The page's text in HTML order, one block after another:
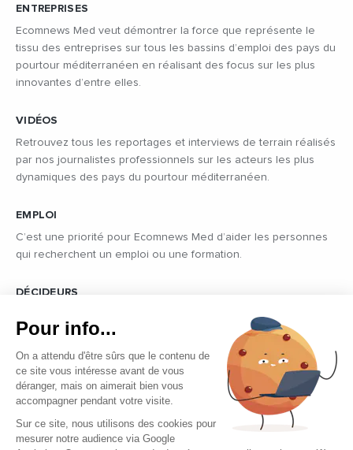
ENTREPRISES
Ecomnews Med veut démontrer la force que représente le
tissu des entreprises sur tous les bassins d’emploi des pays du
pourtour méditerranéen en réalisant des focus sur les plus
innovantes d’entre elles.
VIDÉOS
Retrouvez tous les reportages et interviews de terrain réalisés
par nos journalistes professionnels sur les acteurs les plus
dynamiques des pays du pourtour méditerranéen.
EMPLOI
C’est une priorité pour Ecomnews Med d’aider les personnes
qui recherchent un emploi ou une formation.
DÉCIDEURS
Quels sont les décideurs qui font l’actualité économique et
politique des pays du pourtour de la Méditerranée.
Copyright © 2026 - Tous droits réservés
Pour info...
On a attendu d'être sûrs que le contenu de
ce site vous intéresse avant de vous
déranger, mais on aimerait bien vous
accompagner pendant votre visite.
Sur ce site, nous utilisons des cookies pour
mesurer notre audience via Google